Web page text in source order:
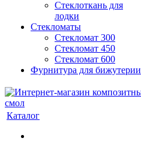
Стеклоткань для
лодки
Стекломаты
Стекломат 300
Стекломат 450
Стекломат 600
Фурнитура для бижутерии
Каталог